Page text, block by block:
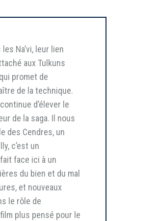
Na’vi, leur lien
aux Tulkuns
promet de
de la technique.
d’élever le
de la saga. Il nous
des Cendres, un
c’est un
face ici à un
du bien et du mal
et nouveaux
le rôle de
plus pensé pour le